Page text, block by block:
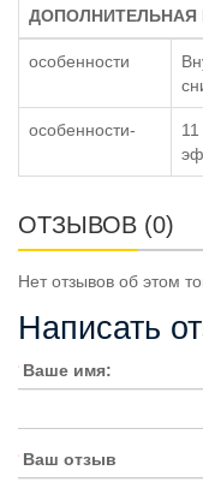
особенности
особенности-
ОТЗЫВОВ (0)
Нет отзывов об этом
Написать
Ваше имя:
Ваш отзыв